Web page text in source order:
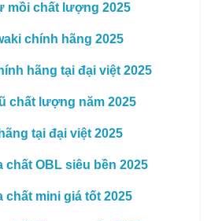
mồi chất lượng 2025
chính hãng 2025
hãng tại đại việt 2025
chất lượng năm 2025
tại đại việt 2025
OBL siêu bền 2025
mini giá tốt 2025